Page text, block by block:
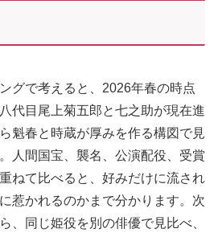
グで考えると、2026年春の時点
代目尾上菊五郎と七之助が現在進
魁春と時蔵が厚みを作る構図で見
人間国宝、襲名、公演配役、受賞
ねて比べると、好みだけに流され
惹かれるのかまで分かります。次
、同じ姫役を別の俳優で見比べ、